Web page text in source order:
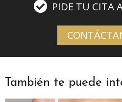
PIDE TU CITA
También te puede